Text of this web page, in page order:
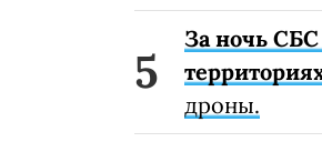
За ночь
дроны.